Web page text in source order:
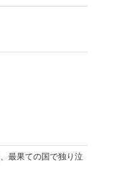
最果ての国で独り泣